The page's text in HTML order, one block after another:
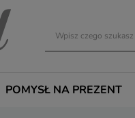
POMYSŁ NA PREZENT